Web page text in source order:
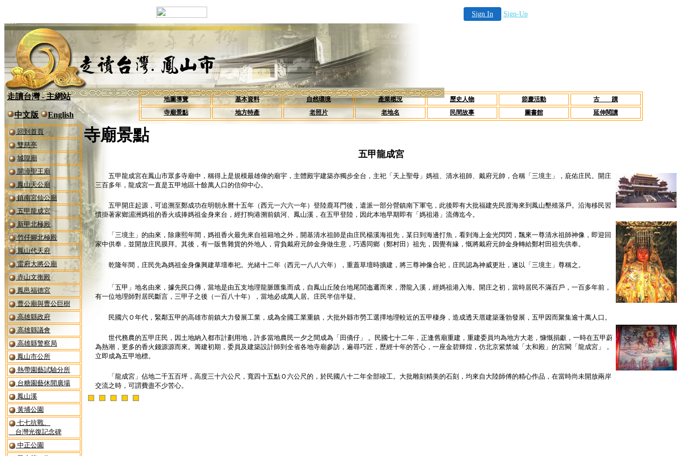
Sign In Sign-Up
走讀台灣 - 主網站
中文版 English
地圖導覽 基本資料 自然環境 產業概況 歷史人物 節慶活動
古 蹟
寺廟景點
地方特產 老照片 老地名 民間故事 圖書館 延伸閱讀
回到首頁
雙慈亭
城隍廟
開漳聖王廟
鳳山天公廟
鎮南宮仙公廟
五甲龍成宮
新甲北極殿
竹仔腳北極殿
鳳山代天府
雷府大將公廟
赤山文衡殿
鳳邑福德宮
曹公廟與曹公巨樹
高雄縣政府
高雄縣議會
高雄縣警察局
鳳山市公所
熱帶園藝試驗分所
台糖園藝休閒廣場
鳳山溪
黃埔公園
七七抗戰、
台灣光復記念碑
中正公園
寺廟景點
五甲龍成宮
五甲龍成宮在鳳山市眾多寺廟中，稱得上是規模最雄偉的廟宇，主體殿宇建築亦獨步全台，主祀「天上聖母」媽祖、清水祖師、戴府元帥，合稱「三境主」，庇佑庄民。開庄
三百多年，龍成宮一直是五甲地區十餘萬人口的信仰中心。
五甲開庄起源，可追溯至鄭成功在明朝永曆十五年（西元一六六一年）登陸鹿耳門後，遣派一部分營鎮南下軍屯，此後即有大批福建先民渡海來到鳳山墾殖落戶。沿海移民習
慣掛著家鄉湄洲媽祖的香火或捧媽祖金身來台，經打狗港溯前鎮河、鳳山溪，在五甲登陸，因此本地早期即有「媽祖港」流傳迄今。
「三境主」的由來，除康熙年間，媽祖香火最先來自祖籍地之外，開基清水祖師是由庄民楊溪海祖先，某日到海邊打魚，看到海上金光閃閃，飄來一尊清水祖師神像，即迎回
家中供奉，並開放庄民膜拜。其後，有一販售雜貨的外地人，背負戴府元帥金身做生意，巧遇同鄉（鄭村田）祖先，因覺有緣，慨將戴府元帥金身轉給鄭村田祖先供奉。
乾隆年間，庄民先為媽祖金身像興建草壇奉祀。光緒十二年（西元一八八六年），重蓋草壇時擴建，將三尊神像合祀，庄民認為神威更壯，遂以「三境主」尊稱之。
「五甲」地名由來，據先民口傳，當地是由五支地理龍脈匯集而成，自鳳山丘陵台地尾閭迤邐而來，潛龍入溪，經媽祖港入海。開庄之初，當時居民不滿百戶，一百多年前，
有一位地理師對居民斷言，三甲子之後（一百八十年），當地必成萬人居。庄民半信半疑。
民國六Ｏ年代，緊鄰五甲的高雄市前鎮大力發展工業，成為全國工業重鎮，大批外縣市勞工選擇地理較近的五甲棲身，造成透天厝建築蓬勃發展，五甲因而聚集逾十萬人口。
世代務農的五甲庄民，因土地納入都市計劃用地，許多當地農民一夕之間成為「田僑仔」 。民國七十二年，正逢舊廟重建，重建委員均為地方大老，慷慨捐獻，一時在五甲蔚
為熱潮，更多的香火錢源源而來。籌建初期，委員及建築設計師到全省各地寺廟參訪，遍尋巧匠，歷經十年的苦心，一座金碧輝煌，仿北京紫禁城「太和殿」的宮闕「龍成宮」，
立即成為五甲地標。
「龍成宮」佔地二千五百坪，高度三十六公尺，寬四十五點Ｏ六公尺的，於民國八十二年全部竣工。大批雕刻精美的石刻，均來自大陸師傅的精心作品，在當時尚未開放兩岸
交流之時，可謂費盡不少苦心。